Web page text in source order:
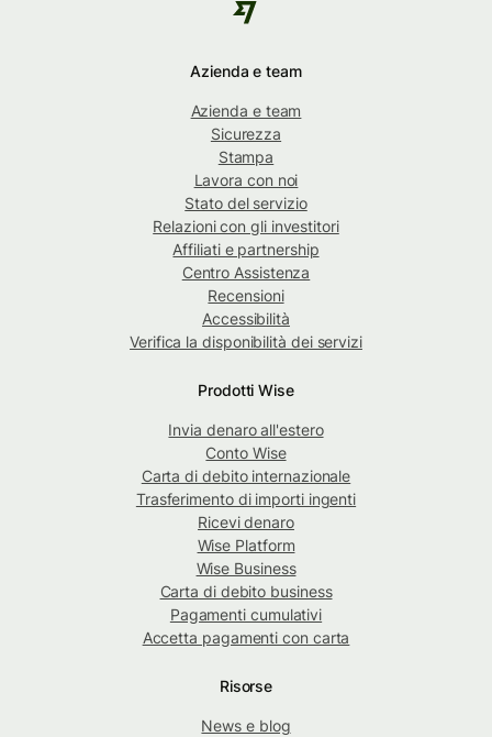
Azienda e team
Azienda e team
Sicurezza
Stampa
Lavora con noi
Stato del servizio
Relazioni con gli investitori
Affiliati e partnership
Centro Assistenza
Recensioni
Accessibilità
Verifica la disponibilità dei servizi
Prodotti Wise
Invia denaro all'estero
Conto Wise
Carta di debito internazionale
Trasferimento di importi ingenti
Ricevi denaro
Wise Platform
Wise Business
Carta di debito business
Pagamenti cumulativi
Accetta pagamenti con carta
Risorse
News e blog